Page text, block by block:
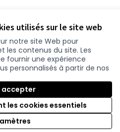
utilisés sur le site web
notre site Web pour
les contenus du site. Les
fournir une expérience
personnalisés à partir de nos
accepter
les cookies essentiels
€
Partager
2023-09-449